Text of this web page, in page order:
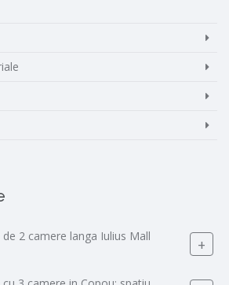
2 camere langa Iulius Mall +